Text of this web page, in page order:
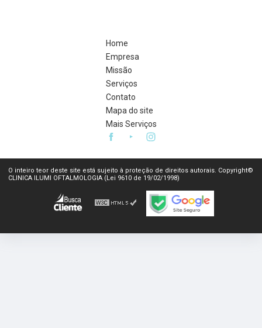
Home
Empresa
Missão
Serviços
Contato
Mapa do site
Mais Serviços
O inteiro teor deste site está sujeito à proteção de direitos autorais. Copyright©
CLINICA ILUMI OFTALMOLOGIA (Lei 9610 de 19/02/1998)